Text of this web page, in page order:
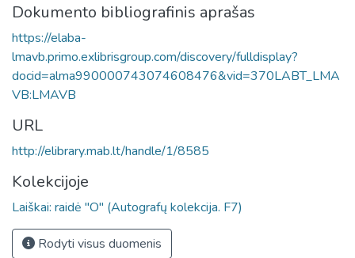
Dokumento bibliografinis aprašas
https://elaba-
lmavb.primo.exlibrisgroup.com/discovery/fulldisplay?
docid=alma990000743074608476&vid=370LABT_LMA
VB:LMAVB
URL
http://elibrary.mab.lt/handle/1/8585
Kolekcijoje
Laiškai: raidė "O" (Autografų kolekcija. F7)
Rodyti visus duomenis